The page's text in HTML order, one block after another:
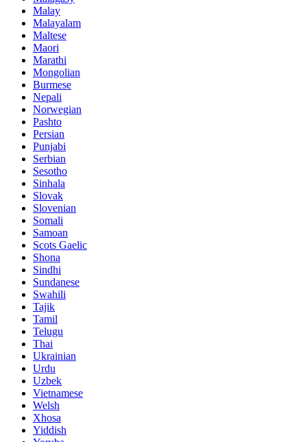
Malay
Malayalam
Maltese
Maori
Marathi
Mongolian
Burmese
Nepali
Norwegian
Pashto
Persian
Punjabi
Serbian
Sesotho
Sinhala
Slovak
Slovenian
Somali
Samoan
Scots Gaelic
Shona
Sindhi
Sundanese
Swahili
Tajik
Tamil
Telugu
Thai
Ukrainian
Urdu
Uzbek
Vietnamese
Welsh
Xhosa
Yiddish